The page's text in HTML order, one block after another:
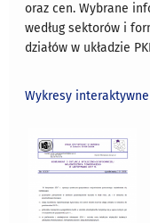
oraz cen. Wybrane
według sektorów i
działów w układzie
Wykresy interaktywne